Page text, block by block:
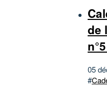
de
05
#